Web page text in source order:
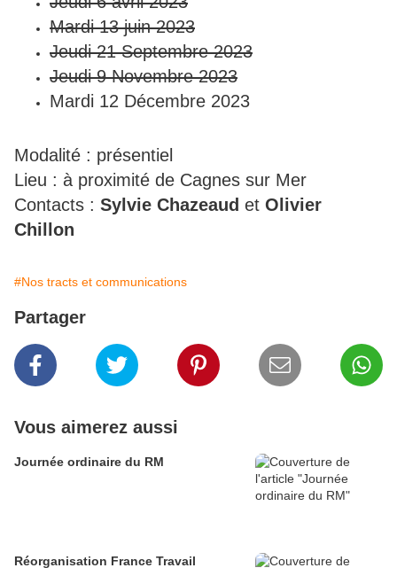
Mardi 13 juin 2023
Jeudi 21 Septembre 2023
Jeudi 9Novembre 2023
Mardi 12 Décembre 2023
Modalité : présentiel
Lieu : à proximité de Cagnes sur Mer
Contacts : Sylvie Chazeaud et Olivier
Chillon
#Nos tracts et communications
Partager
Vous aimerez aussi
Journée ordinaire du RM
Réorganisation France Travail